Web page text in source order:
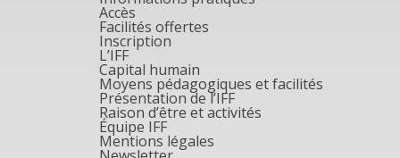
Accès
Facilités offertes
Inscription
L’IFF
Capital humain
Moyens pédagogiques et facilités
Présentation de l’IFF
Raison d’être et activités
Équipe IFF
Mentions légales